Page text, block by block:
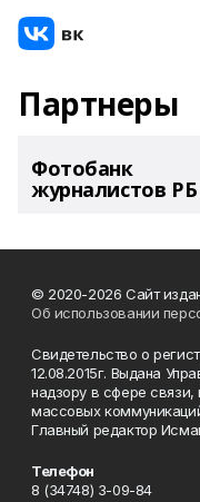
Партнеры
Фотобанк
журналистов РБ
© 2020-2026 Сайт
Об использовании
Свидетельство о
12.08.2015г. Выдана
надзору в сфере связи,
массовых
Главный редактор
Телефон
8 (34748) 3-09-84